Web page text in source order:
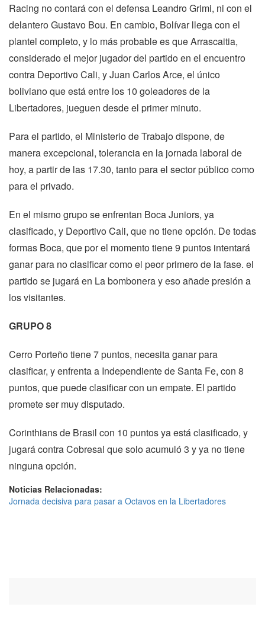
Racing no contará con el defensa Leandro Grimi, ni con el
delantero Gustavo Bou. En cambio, Bolívar llega con el
plantel completo, y lo más probable es que Arrascaitia,
considerado el mejor jugador del partido en el encuentro
contra Deportivo Cali, y Juan Carlos Arce, el único
boliviano que está entre los 10 goleadores de la
Libertadores, jueguen desde el primer minuto.
Para el partido, el Ministerio de Trabajo dispone, de
manera excepcional, tolerancia en la jornada laboral de
hoy, a partir de las 17.30, tanto para el sector público como
para el privado.
En el mismo grupo se enfrentan Boca Juniors, ya
clasificado, y Deportivo Cali, que no tiene opción. De todas
formas Boca, que por el momento tiene 9 puntos intentará
ganar para no clasificar como el peor primero de la fase. el
partido se jugará en La bombonera y eso añade presión a
los visitantes.
GRUPO 8
Cerro Porteño tiene 7 puntos, necesita ganar para
clasificar, y enfrenta a Independiente de Santa Fe, con 8
puntos, que puede clasificar con un empate. El partido
promete ser muy disputado.
Corinthians de Brasil con 10 puntos ya está clasificado, y
jugará contra Cobresal que solo acumuló 3 y ya no tiene
ninguna opción.
Noticias Relacionadas:
Jornada decisiva para pasar a Octavos en la Libertadores